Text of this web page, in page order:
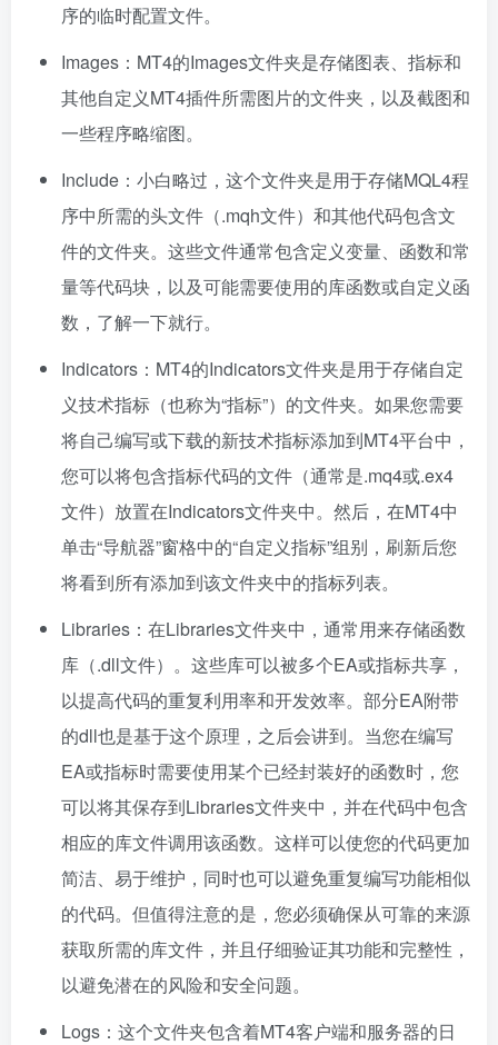
序的临时配置文件。
Images：MT4的Images文件夹是存储图表、指标和
其他自定义MT4插件所需图片的文件夹，以及截图和
一些程序略缩图。
Include：小白略过，这个文件夹是用于存储MQL4程
序中所需的头文件（.mqh文件）和其他代码包含文
件的文件夹。这些文件通常包含定义变量、函数和常
量等代码块，以及可能需要使用的库函数或自定义函
数，了解一下就行。
Indicators：MT4的Indicators文件夹是用于存储自定
义技术指标（也称为“指标”）的文件夹。如果您需要
将自己编写或下载的新技术指标添加到MT4平台中，
您可以将包含指标代码的文件（通常是.mq4或.ex4
文件）放置在Indicators文件夹中。然后，在MT4中
单击“导航器”窗格中的“自定义指标”组别，刷新后您
将看到所有添加到该文件夹中的指标列表。
Libraries：在Libraries文件夹中，通常用来存储函数
库（.dll文件）。这些库可以被多个EA或指标共享，
以提高代码的重复利用率和开发效率。部分EA附带
的dll也是基于这个原理，之后会讲到。当您在编写
EA或指标时需要使用某个已经封装好的函数时，您
可以将其保存到Libraries文件夹中，并在代码中包含
相应的库文件调用该函数。这样可以使您的代码更加
简洁、易于维护，同时也可以避免重复编写功能相似
的代码。但值得注意的是，您必须确保从可靠的来源
获取所需的库文件，并且仔细验证其功能和完整性，
以避免潜在的风险和安全问题。
Logs：这个文件夹包含着MT4客户端和服务器的日